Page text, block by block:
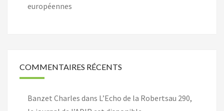
européennes
COMMENTAIRES RÉCENTS
Banzet Charles dans L’Echo de la Robertsau 290,